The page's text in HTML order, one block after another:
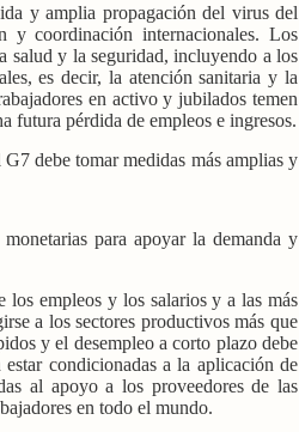
y amplia propagación del virus del
coordinación internacionales. Los
salud y la seguridad, incluyendo a los
es decir, la atención sanitaria y la
en activo y jubilados temen
futura pérdida de empleos e ingresos.
debe tomar medidas más amplias y
para apoyar la demanda y
empleos y los salarios y a las más
a los sectores productivos más que
y el desempleo a corto plazo debe
condicionadas a la aplicación de
al apoyo a los proveedores de las
en todo el mundo.